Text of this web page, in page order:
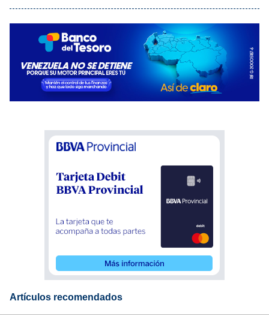
Artículos recomendados